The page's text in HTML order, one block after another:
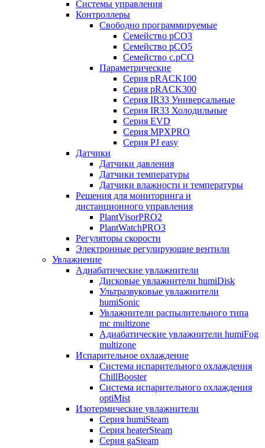
Системы управления
Контроллеры
Свободно программируемые
Семейство pCO3
Семейство pCO5
Семейство c.pCO
Параметрические
Серия pRACK100
Серия pRACK300
Серия IR33 Универсальные
Серия IR33 Холодильные
Серия EVD
Серия MPXPRO
Серия PJ easy
Датчики
Датчики давления
Датчики температуры
Датчики влажности и температуры
Решения для мониторинга и
дистанционного управления
PlantVisorPRO2
PlantWatchPRO3
Регуляторы скорости
Электронные регулирующие вентили
Увлажнение
Адиабатические увлажнители
Дисковые увлажнители humiDisk
Ультразвуковые увлажнители
humiSonic
Увлажнители распылительного типа
mc multizone
Адиабатические увлажнители humiFog
multizone
Испарительное охлаждение
Система испарительного охлаждения
ChillBooster
Система испарительного охлаждения
optiMist
Изотермические увлажнители
Серия humiSteam
Серия heaterSteam
Серия gaSteam